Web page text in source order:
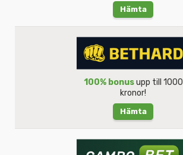
Hämta
100% bonusupp till 1000
kronor!
Hämta